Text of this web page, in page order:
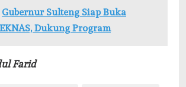
Gubernur Sulteng Siap Buka
Dukung Program
Farid